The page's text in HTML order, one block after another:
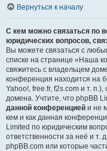
Вернуться к началу
С кем можно связаться по
юридических вопросов,
Вы можете связаться с
списке на странице «Наша
свяжитесь с владельцем
конференция находится на
Yahoo!, free.fr, f2s.com и т.
домена. Учтите, что phpBB
данной конференцией и не
кем и как данная
Limited по юридическим
ответственности за неё и т.
phpBB.com или которые